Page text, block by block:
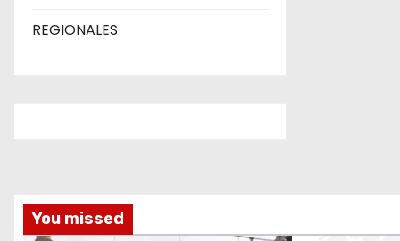
REGIONALES
You missed